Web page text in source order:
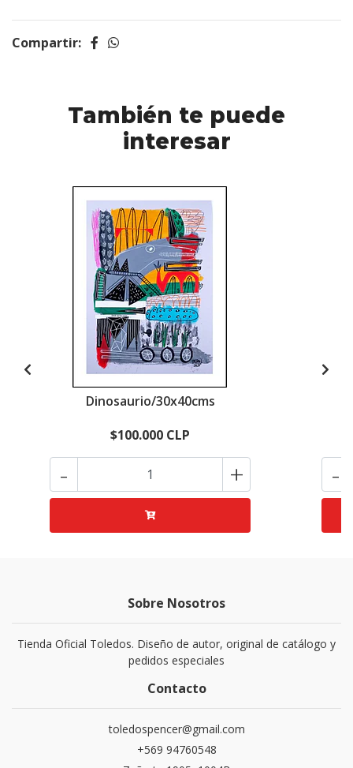
Compartir:
También te puede
interesar
Dinosaurio/30x40cms
$100.000 CLP
- + -
Sobre Nosotros
Tienda Oficial Toledos. Diseño de autor, original de catálogo y
pedidos especiales
Contacto
toledospencer@gmail.com
+569 94760548